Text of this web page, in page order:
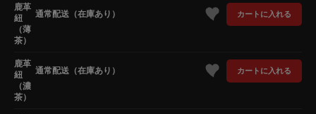
鹿革
紐
（薄
茶）
通常配送（在庫あり） カートに入れる
鹿革
紐
（濃
茶）
通常配送（在庫あり） カートに入れる